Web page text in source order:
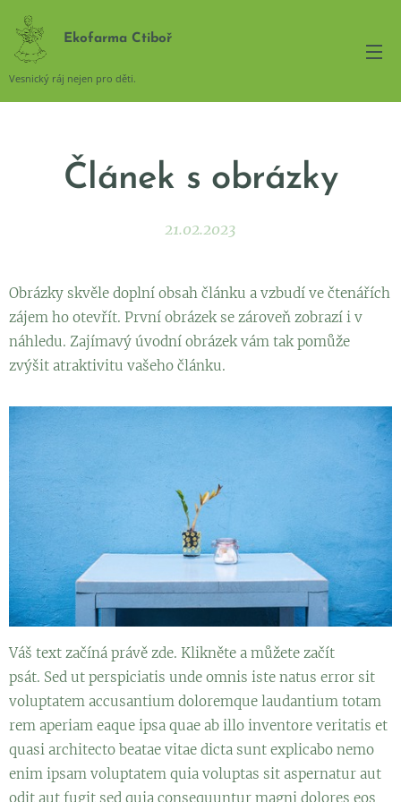
Ekofarma Ctiboř
Vesnický ráj nejen pro děti.
Článek s obrázky
21.02.2023
Obrázky skvěle doplní obsah článku a vzbudí ve čtenářích
zájem ho otevřít. První obrázek se zároveň zobrazí i v
náhledu. Zajímavý úvodní obrázek vám tak pomůže
zvýšit atraktivitu vašeho článku.
Váš text začíná právě zde. Klikněte a můžete začít
psát. Sed ut perspiciatis unde omnis iste natus error sit
voluptatem accusantium doloremque laudantium totam
rem aperiam eaque ipsa quae ab illo inventore veritatis et
quasi architecto beatae vitae dicta sunt explicabo nemo
enim ipsam voluptatem quia voluptas sit aspernatur aut
odit aut fugit sed quia consequuntur magni dolores eos